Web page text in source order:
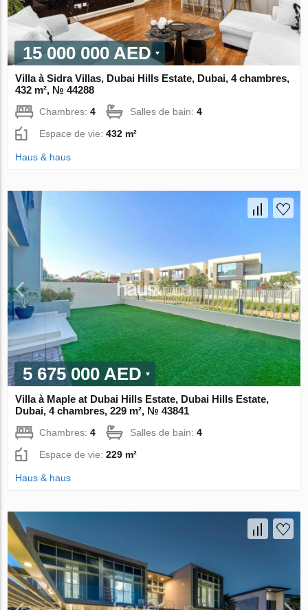
15 000 000 AED
Villa à Sidra Villas, Dubai Hills Estate, Dubai, 4 chambres,
432 m², № 44288
Chambres:4 Salles de bain:4
Espace de vie:432 m²
Haus & haus
5 675 000 AED
Villa à Maple at Dubai Hills Estate, Dubai Hills Estate,
Dubai, 4 chambres, 229 m², № 43841
Chambres:4 Salles de bain:4
Espace de vie:229 m²
Haus & haus